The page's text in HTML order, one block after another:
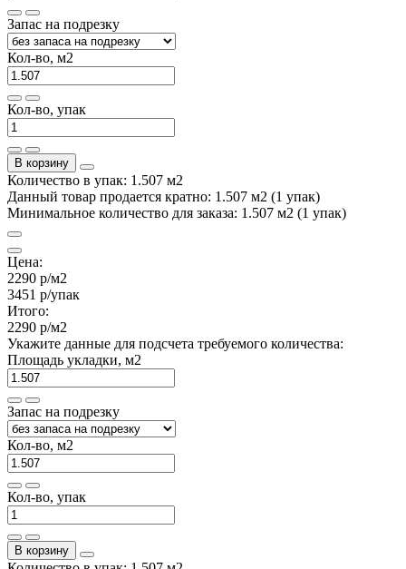
Запас на подрезку
Кол-во, м2
Кол-во, упак
В корзину
Количество в упак: 1.507 м2
Данный товар продается кратно: 1.507 м2 (1 упак)
Минимальное количество для заказа: 1.507 м2 (1 упак)
Цена:
2290 р/м2
3451 р/упак
Итого:
2290 р/м2
Укажите данные для подсчета требуемого количества:
Площадь укладки, м2
Запас на подрезку
Кол-во, м2
Кол-во, упак
В корзину